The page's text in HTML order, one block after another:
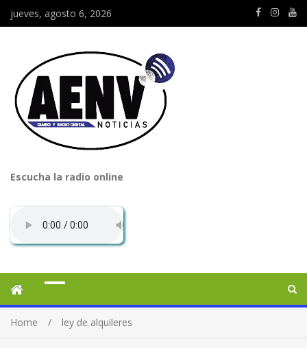
jueves, agosto 6, 2026
Escucha la radio online
Home ley de alquileres